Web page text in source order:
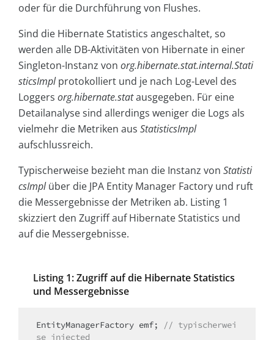
oder für die Durchführung von Flushes.
Sind die Hibernate Statistics angeschaltet, so
werden alle DB-Aktivitäten von Hibernate in einer
Singleton-Instanz von org.hibernate.stat.internal.Stati
sticsImplprotokolliert und je nach Log-Level des
Loggers org.hibernate.statausgegeben. Für eine
Detailanalyse sind allerdings weniger die Logs als
vielmehr die Metriken aus StatisticsImpl
aufschlussreich.
Typischerweise bezieht man die Instanz von Statisti
csImplüber die JPA Entity Manager Factory und ruft
die Messergebnisse der Metriken ab. Listing 1
skizziert den Zugriff auf Hibernate Statistics und
auf die Messergebnisse.
Listing 1: Zugriff auf die Hibernate Statistics
und Messergebnisse
EntityManagerFactory emf;
// typischerwei
se injected